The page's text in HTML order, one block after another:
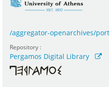
/aggregator-openarchives/
Repository :
Pergamos Digital Library